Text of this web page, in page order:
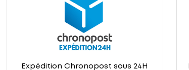
Expédition Chronopost sous 24H